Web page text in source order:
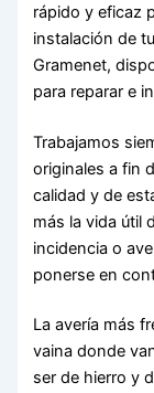
rápido y eficaz
instalación de
Gramenet,
para reparar e
Trabajamos
originales a fin
calidad y de
más la vida útil
incidencia o
ponerse en
La avería más
vaina donde
ser de hierro y